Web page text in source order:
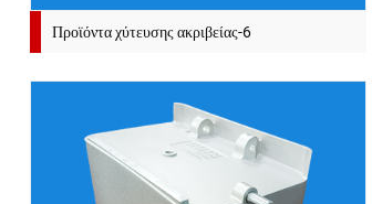
Προϊόντα χύτευσης ακριβείας-6